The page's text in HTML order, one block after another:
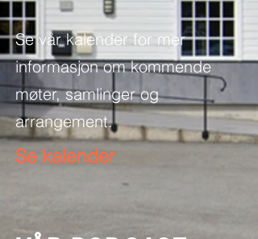
Se vår kalender for mer
informasjon om kommende
møter, samlinger og
arrangement.
Se kalender